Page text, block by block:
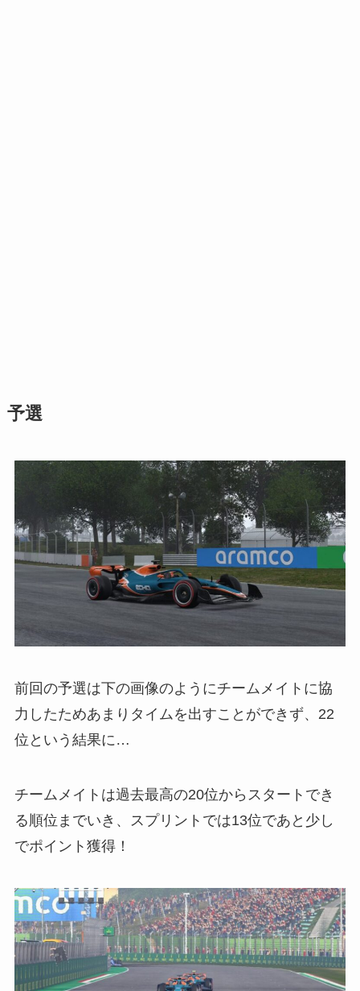
予選
前回の予選は下の画像のようにチームメイトに協
力したためあまりタイムを出すことができず、22
位という結果に…
チームメイトは過去最高の20位からスタートでき
る順位までいき、スプリントでは13位であと少し
でポイント獲得！